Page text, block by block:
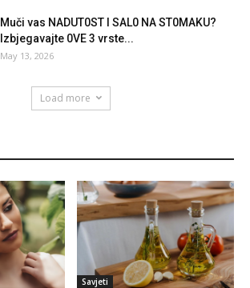
Muči vas NADUT0ST l SAL0 NA ST0MAKU?
Izbjegavajte 0VE 3 vrste...
May 13, 2026
Load more
Savjeti